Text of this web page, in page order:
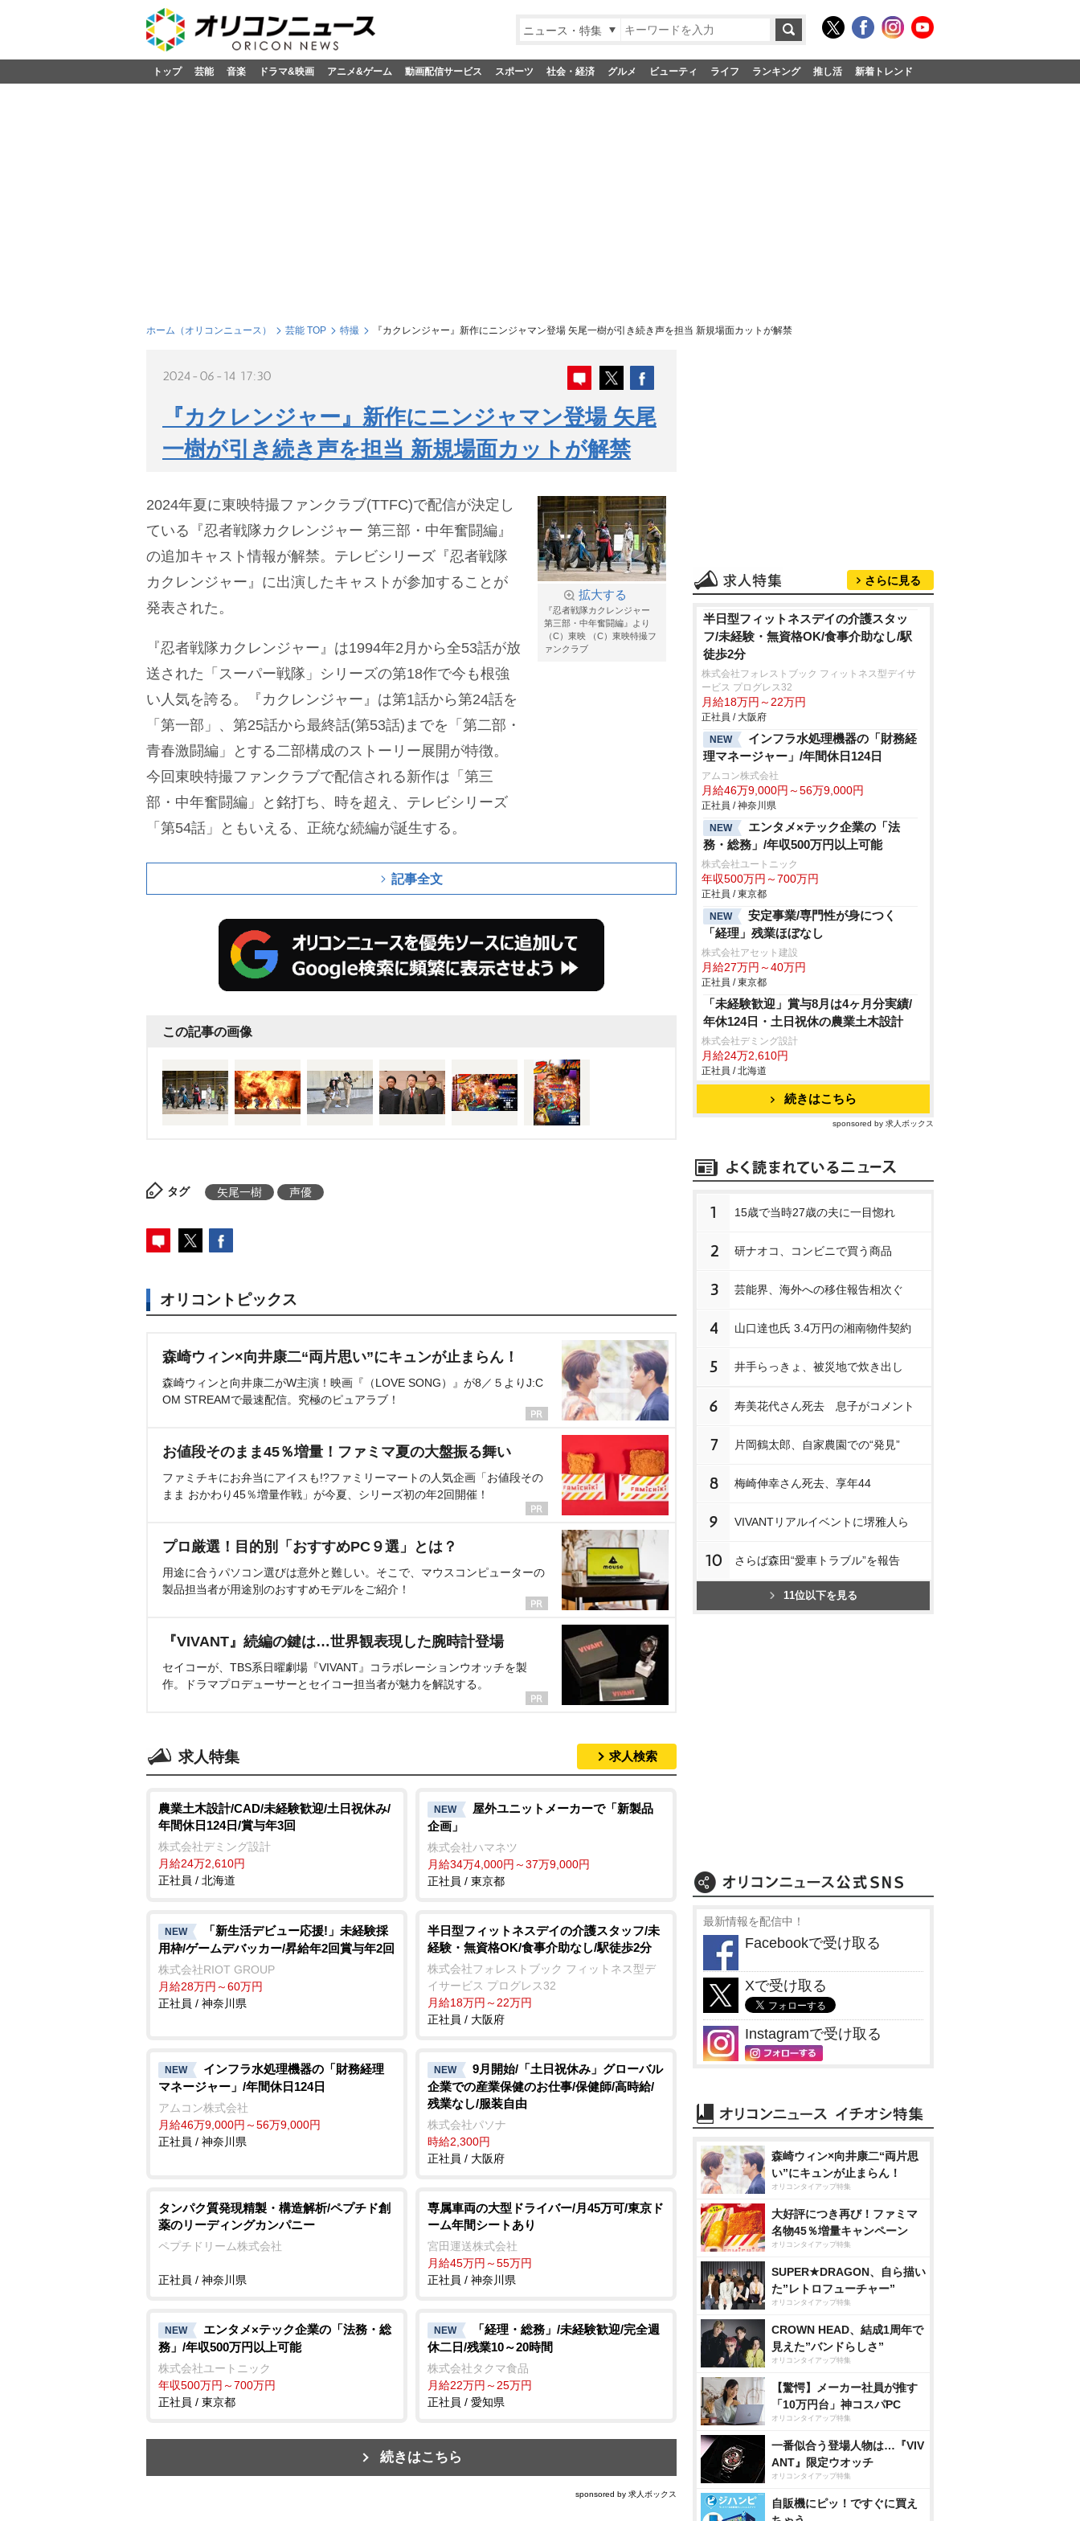
ニュース・特集
トップ 芸能 音楽 ドラマ&映画 アニメ&ゲーム 動画配信サービス スポーツ 社会・経済 グルメ ビューティ ライフ ランキング 推し活 新着トレンド
ホーム（オリコンニュース） 芸能 TOP 特撮 『カクレンジャー』新作にニンジャマン登場 矢尾一樹が引き続き声を担当 新規場面カットが解禁
2024-06-14 17:30
『カクレンジャー』新作にニンジャマン登場 矢尾
一樹が引き続き声を担当 新規場面カットが解禁
拡大する
『忍者戦隊カクレンジャー
第三部・中年奮闘編』より
（C）東映 （C）東映特撮フ
ァンクラブ
2024年夏に東映特撮ファンクラブ(TTFC)で配信が決定し
ている『忍者戦隊カクレンジャー 第三部・中年奮闘編』
の追加キャスト情報が解禁。テレビシリーズ『忍者戦隊
カクレンジャー』に出演したキャストが参加することが
発表された。
『忍者戦隊カクレンジャー』は1994年2月から全53話が放
送された「スーパー戦隊」シリーズの第18作で今も根強
い人気を誇る。『カクレンジャー』は第1話から第24話を
「第一部」、第25話から最終話(第53話)までを「第二部・
青春激闘編」とする二部構成のストーリー展開が特徴。
今回東映特撮ファンクラブで配信される新作は「第三
部・中年奮闘編」と銘打ち、時を超え、テレビシリーズ
「第54話」ともいえる、正統な続編が誕生する。
記事全文
この記事の画像
タグ 矢尾一樹 声優
オリコントピックス
森崎ウィン×向井康二“両片思い”にキュンが止まらん！
森崎ウィンと向井康二がW主演！映画『（LOVE SONG）』が8／５よりJ:C
OM STREAMで最速配信。究極のピュアラブ！
お値段そのまま45％増量！ファミマ夏の大盤振る舞い
ファミチキにお弁当にアイスも!?ファミリーマートの人気企画「お値段その
まま おかわり45％増量作戦」が今夏、シリーズ初の年2回開催！
プロ厳選！目的別「おすすめPC９選」とは？
用途に合うパソコン選びは意外と難しい。そこで、マウスコンピューターの
製品担当者が用途別のおすすめモデルをご紹介！
『VIVANT』続編の鍵は…世界観表現した腕時計登場
セイコーが、TBS系日曜劇場『VIVANT』コラボレーションウオッチを製
作。ドラマプロデューサーとセイコー担当者が魅力を解説する。
求人特集 求人検索
農業土木設計/CAD/未経験歓迎/土日祝休み/
年間休日124日/賞与年3回
株式会社デミング設計
月給24万2,610円
正社員 / 北海道
NEW
屋外ユニットメーカーで「新製品
企画」
株式会社ハマネツ
月給34万4,000円～37万9,000円
正社員 / 東京都
NEW
「新生活デビュー応援!」未経験採
用枠/ゲームデバッカー/昇給年2回賞与年2回
株式会社RIOT GROUP
月給28万円～60万円
正社員 / 神奈川県
半日型フィットネスデイの介護スタッフ/未
経験・無資格OK/食事介助なし/駅徒歩2分
株式会社フォレストブック フィットネス型デ
イサービス プログレス32
月給18万円～22万円
正社員 / 大阪府
NEW
インフラ水処理機器の「財務経理
マネージャー」/年間休日124日
アムコン株式会社
月給46万9,000円～56万9,000円
正社員 / 神奈川県
NEW
9月開始/「土日祝休み」グローバル
企業での産業保健のお仕事/保健師/高時給/
残業なし/服装自由
株式会社パソナ
時給2,300円
正社員 / 大阪府
タンパク質発現精製・構造解析/ペプチド創
薬のリーディングカンパニー
ペプチドリーム株式会社
正社員 / 神奈川県
専属車両の大型ドライバー/月45万可/東京ド
ーム年間シートあり
宮田運送株式会社
月給45万円～55万円
正社員 / 神奈川県
NEW
エンタメ×テック企業の「法務・総
務」/年収500万円以上可能
株式会社ユートニック
年収500万円～700万円
正社員 / 東京都
NEW
「経理・総務」/未経験歓迎/完全週
休二日/残業10～20時間
株式会社タクマ食品
月給22万円～25万円
正社員 / 愛知県
続きはこちら
sponsored by 求人ボックス
さらに見る
半日型フィットネスデイの介護スタッ
フ/未経験・無資格OK/食事介助なし/駅
徒歩2分
株式会社フォレストブック フィットネス型デイサ
ービス プログレス32
月給18万円～22万円
正社員 / 大阪府
NEW
インフラ水処理機器の「財務経
理マネージャー」/年間休日124日
アムコン株式会社
月給46万9,000円～56万9,000円
正社員 / 神奈川県
NEW
エンタメ×テック企業の「法
務・総務」/年収500万円以上可能
株式会社ユートニック
年収500万円～700万円
正社員 / 東京都
NEW
安定事業/専門性が身につく
「経理」残業ほぼなし
株式会社アセット建設
月給27万円～40万円
正社員 / 東京都
「未経験歓迎」賞与8月は4ヶ月分実績/
年休124日・土日祝休の農業土木設計
株式会社デミング設計
月給24万2,610円
正社員 / 北海道
続きはこちら
sponsored by 求人ボックス
1 15歳で当時27歳の夫に一目惚れ
2 研ナオコ、コンビニで買う商品
3 芸能界、海外への移住報告相次ぐ
4 山口達也氏 3.4万円の湘南物件契約
5 井手らっきょ、被災地で炊き出し
6 寿美花代さん死去 息子がコメント
7 片岡鶴太郎、自家農園での“発見”
8 梅崎伸幸さん死去、享年44
9 VIVANTリアルイベントに堺雅人ら
10 さらば森田“愛車トラブル”を報告
11位以下を見る
最新情報を配信中！
Facebookで受け取る
Xで受け取る
Instagramで受け取る
森崎ウィン×向井康二“両片思
い”にキュンが止まらん！
オリコンタイアップ特集
大好評につき再び！ファミマ
名物45％増量キャンペーン
オリコンタイアップ特集
SUPER★DRAGON、自ら描い
た”レトロフューチャー”
オリコンタイアップ特集
CROWN HEAD、結成1周年で
見えた”バンドらしさ”
オリコンタイアップ特集
【驚愕】メーカー社員が推す
「10万円台」神コスパPC
オリコンタイアップ特集
一番似合う登場人物は…『VIV
ANT』限定ウオッチ
オリコンタイアップ特集
自販機にピッ！ですぐに買え